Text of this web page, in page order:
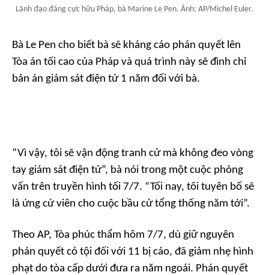
Lãnh đạo đảng cực hữu Pháp, bà Marine Le Pen. Ảnh: AP/Michel Euler.
Bà Le Pen cho biết bà sẽ kháng cáo phán quyết lên
Tòa án tối cao của Pháp và quá trình này sẽ đình chỉ
bản án giám sát điện tử 1 năm đối với bà.
“Vì vậy, tôi sẽ vận động tranh cử mà không đeo vòng
tay giám sát điện tử”, bà nói trong một cuộc phỏng
vấn trên truyền hình tối 7/7. “Tối nay, tôi tuyên bố sẽ
là ứng cử viên cho cuộc bầu cử tổng thống năm tới”.
Theo AP, Tòa phúc thẩm hôm 7/7, dù giữ nguyên
phán quyết có tội đối với 11 bị cáo, đã giảm nhẹ hình
phạt do tòa cấp dưới đưa ra năm ngoái. Phán quyết